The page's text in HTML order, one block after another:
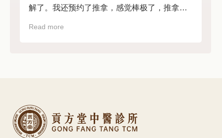
解了。我还预约了推拿，感觉棒极了，推拿后
Read more